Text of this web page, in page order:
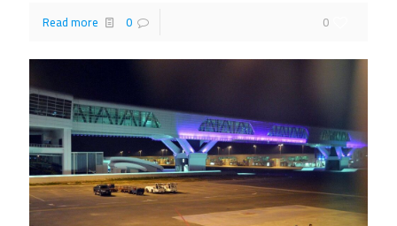
0
0
Read more